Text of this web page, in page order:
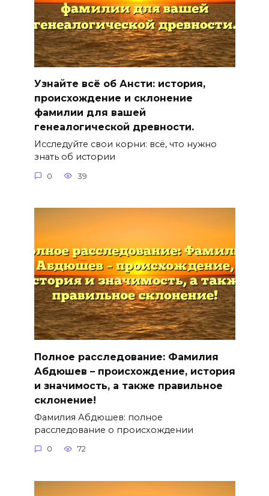
Узнайте всё об Ансти: история,
происхождение и склонение
фамилии для вашей
генеалогической древности.
Исследуйте свои корни: всё, что нужно
знать об истории
0 39
Полное расследование: Фамилия
Абдюшев – происхождение, история
и значимость, а также правильное
склонение!
Фамилия Абдюшев: полное
расследование о происхождении
0 72